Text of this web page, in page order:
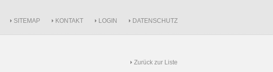
SITEMAP KONTAKT LOGIN DATENSCHUTZ
Zurück zur Liste